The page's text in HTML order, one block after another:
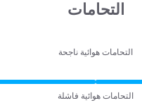
التحامات
التحامات هوائية ناجحة
التحامات هوائية فاشلة